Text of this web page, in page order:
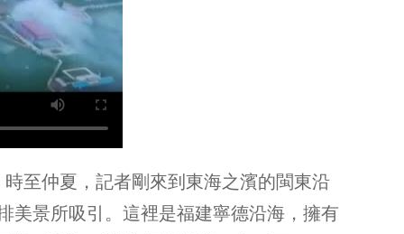
至仲夏，記者剛來到東海之濱的閩東沿
景所吸引。這裡是福建寧德沿海，擁有